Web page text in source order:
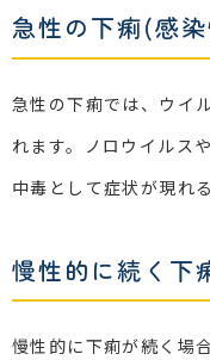
急性の下痢(感
急性の下痢では、ウイ
れます。ノロウイルス
中毒として症状が現れ
慢性的に続く下
慢性的に下痢が続く場